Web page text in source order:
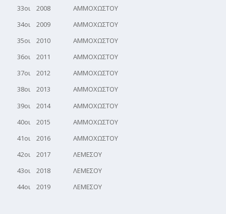
33οι 2008 ΑΜΜΟΧΩΣΤΟΥ
34οι 2009 ΑΜΜΟΧΩΣΤΟΥ
35οι 2010 ΑΜΜΟΧΩΣΤΟΥ
36οι 2011 ΑΜΜΟΧΩΣΤΟΥ
37οι 2012 ΑΜΜΟΧΩΣΤΟΥ
38οι 2013 ΑΜΜΟΧΩΣΤΟΥ
39οι 2014 ΑΜΜΟΧΩΣΤΟΥ
40οι 2015 ΑΜΜΟΧΩΣΤΟΥ
41οι 2016 ΑΜΜΟΧΩΣΤΟΥ
42οι 2017 ΛΕΜΕΣΟΥ
43οι 2018 ΛΕΜΕΣΟΥ
44οι 2019 ΛΕΜΕΣΟΥ